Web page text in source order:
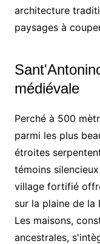
architecture
paysages à
médiévale
Perché à 500
parmi les plus
étroites
témoins
village fortifié
sur la plaine de la
Les maisons,
ancestrales,